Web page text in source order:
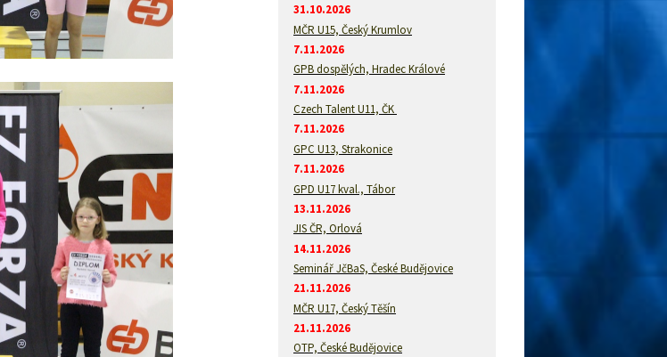
31.10.2026
MČR U15, Český Krumlov
7.11.2026
GPB dospělých, Hradec Králové
7.11.2026
Czech Talent U11, ČK
7.11.2026
GPC U13, Strakonice
7.11.2026
GPD U17 kval., Tábor
13.11.2026
JIS ČR, Orlová
14.11.2026
Seminář JčBaS, České Budějovice
21.11.2026
MČR U17, Český Těšín
21.11.2026
OTP, České Budějovice